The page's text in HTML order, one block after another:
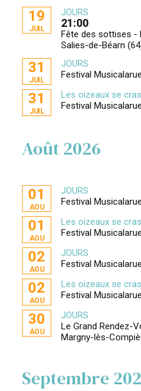
19
JUIL
JOURS
21:00
Fête des sottises -
Salies-de-Béarn
31
JUIL
JOURS
Festival
31
JUIL
Les oizeaux se
Festival
Août 2026
01
AOU
JOURS
Festival
01
AOU
Les oizeaux se
Festival
02
AOU
JOURS
Festival
02
AOU
Les oizeaux se
Festival
30
AOU
JOURS
Le Grand Rendez-
Margny-lès-
Septembre